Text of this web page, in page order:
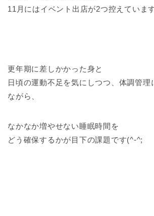
11月にはイベント出店が2つ控えています
更年期に差しかかった身と
日頃の運動不足を気にしつつ、体調管理
ながら、
なかなか増やせない睡眠時間を
どう確保するかが目下の課題です(^-^;